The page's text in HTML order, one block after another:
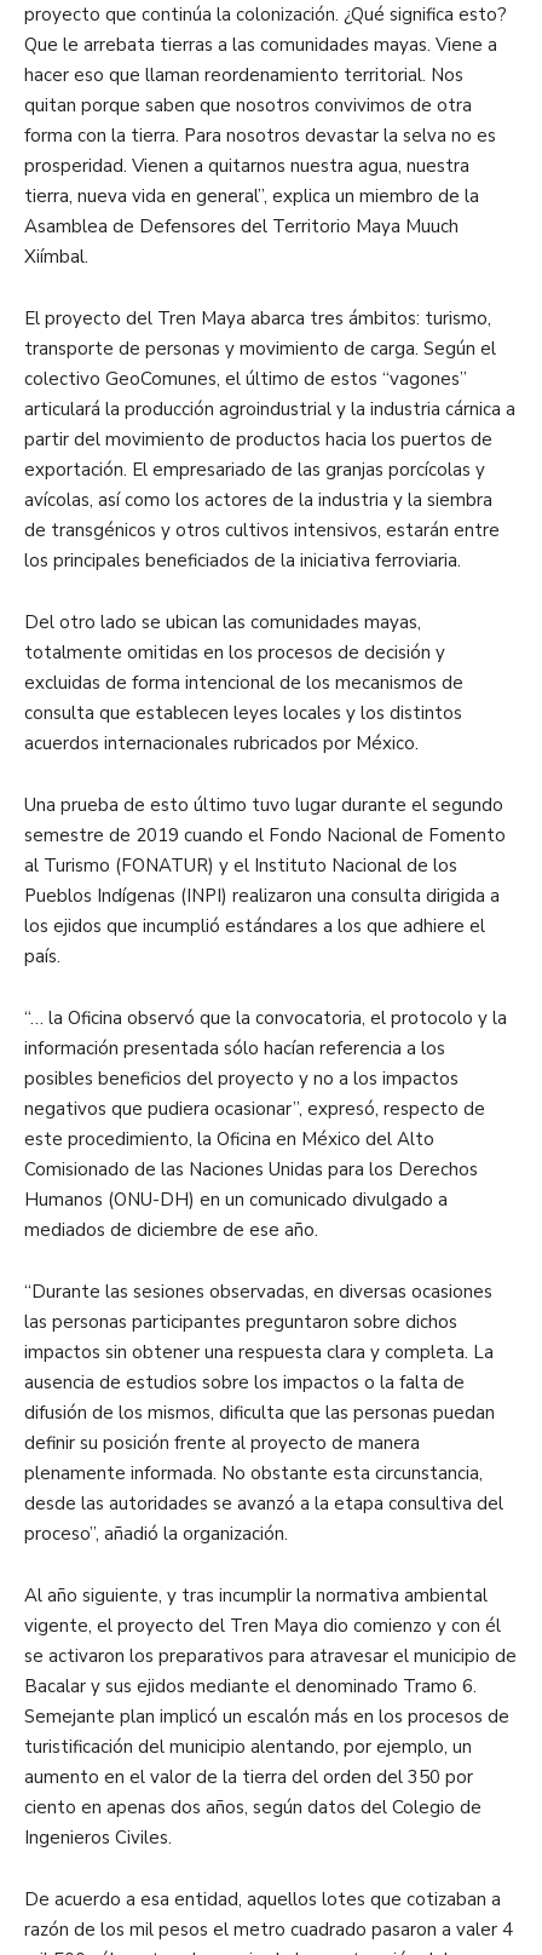
proyecto que continúa la colonización. ¿Qué significa esto?
Que le arrebata tierras a las comunidades mayas. Viene a
hacer eso que llaman reordenamiento territorial. Nos
quitan porque saben que nosotros convivimos de otra
forma con la tierra. Para nosotros devastar la selva no es
prosperidad. Vienen a quitarnos nuestra agua, nuestra
tierra, nueva vida en general”, explica un miembro de la
Asamblea de Defensores del Territorio Maya Muuch
Xiímbal.
El proyecto del Tren Maya abarca tres ámbitos: turismo,
transporte de personas y movimiento de carga. Según el
colectivo GeoComunes, el último de estos “vagones”
articulará la producción agroindustrial y la industria cárnica a
partir del movimiento de productos hacia los puertos de
exportación. El empresariado de las granjas porcícolas y
avícolas, así como los actores de la industria y la siembra
de transgénicos y otros cultivos intensivos, estarán entre
los principales beneficiados de la iniciativa ferroviaria.
Del otro lado se ubican las comunidades mayas,
totalmente omitidas en los procesos de decisión y
excluidas de forma intencional de los mecanismos de
consulta que establecen leyes locales y los distintos
acuerdos internacionales rubricados por México.
Una prueba de esto último tuvo lugar durante el segundo
semestre de 2019 cuando el Fondo Nacional de Fomento
al Turismo (FONATUR) y el Instituto Nacional de los
Pueblos Indígenas (INPI) realizaron una consulta dirigida a
los ejidos que incumplió estándares a los que adhiere el
país.
“… la Oficina observó que la convocatoria, el protocolo y la
información presentada sólo hacían referencia a los
posibles beneficios del proyecto y no a los impactos
negativos que pudiera ocasionar”, expresó, respecto de
este procedimiento, la Oficina en México del Alto
Comisionado de las Naciones Unidas para los Derechos
Humanos (ONU-DH) en un comunicado divulgado a
mediados de diciembre de ese año.
“Durante las sesiones observadas, en diversas ocasiones
las personas participantes preguntaron sobre dichos
impactos sin obtener una respuesta clara y completa. La
ausencia de estudios sobre los impactos o la falta de
difusión de los mismos, dificulta que las personas puedan
definir su posición frente al proyecto de manera
plenamente informada. No obstante esta circunstancia,
desde las autoridades se avanzó a la etapa consultiva del
proceso”, añadió la organización.
Al año siguiente, y tras incumplir la normativa ambiental
vigente, el proyecto del Tren Maya dio comienzo y con él
se activaron los preparativos para atravesar el municipio de
Bacalar y sus ejidos mediante el denominado Tramo 6.
Semejante plan implicó un escalón más en los procesos de
turistificación del municipio alentando, por ejemplo, un
aumento en el valor de la tierra del orden del 350 por
ciento en apenas dos años, según datos del Colegio de
Ingenieros Civiles.
De acuerdo a esa entidad, aquellos lotes que cotizaban a
razón de los mil pesos el metro cuadrado pasaron a valer 4